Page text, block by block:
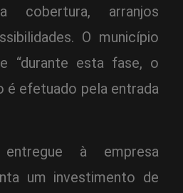
cobertura, arranjos
O município
“durante esta fase, o
é efetuado pela entrada
à empresa
um investimento de